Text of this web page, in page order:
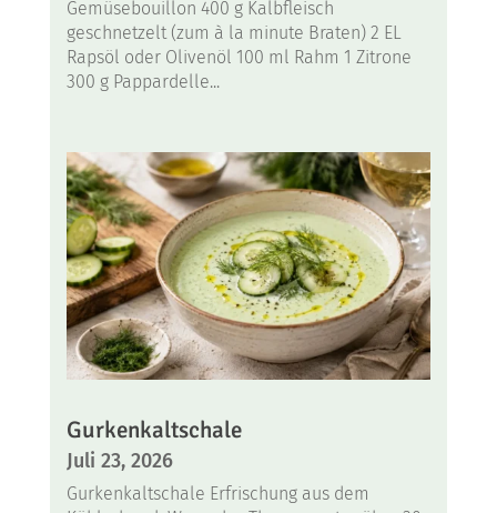
Gemüsebouillon 400 g Kalbfleisch
geschnetzelt (zum à la minute Braten) 2 EL
Rapsöl oder Olivenöl 100 ml Rahm 1 Zitrone
300 g Pappardelle...
Gurkenkaltschale
Juli 23, 2026
Gurkenkaltschale Erfrischung aus dem